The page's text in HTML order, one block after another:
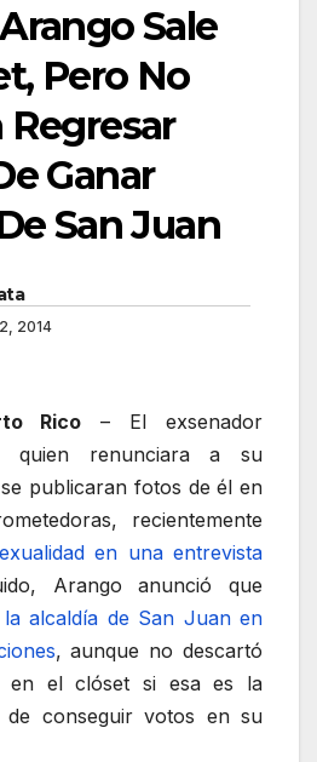
Sale
Pero No
Regresar
Ganar
San Juan
2014
Rico – El exsenador
quien renunciara a su
publicaran fotos de él en
recientemente
en una entrevista
Arango anunció que
alcaldía de San Juan en
, aunque no descartó
en el clóset si esa es la
de conseguir votos en su